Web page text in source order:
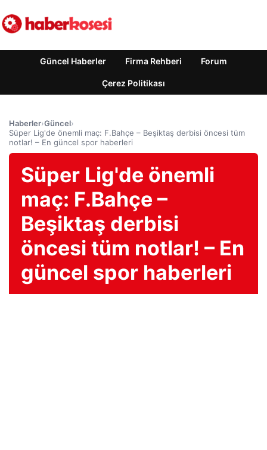
Güncel Haberler Firma Rehberi Forum
Çerez Politikası
Haberler›Güncel›
Süper Lig'de önemli maç: F.Bahçe – Beşiktaş derbisi öncesi tüm
notlar! – En güncel spor haberleri
Süper Lig'de önemli
maç: F.Bahçe –
Beşiktaş derbisi
öncesi tüm notlar! – En
güncel spor haberleri